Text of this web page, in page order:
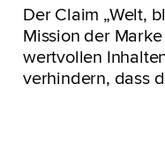
Der Claim „Welt,
Mission der
wertvollen
verhindern, dass